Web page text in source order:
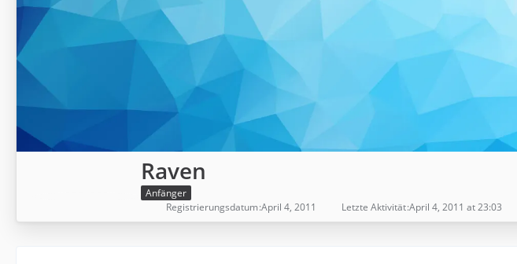
Raven
Anfänger
Registrierungsdatum April 4, 2011 Letzte Aktivität April 4, 2011 at 23:03